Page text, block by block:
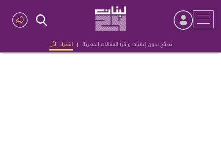
تصفّح بدون إعلانات واقرأ المقالات الحصرية | اشترك الآن
Advertisement